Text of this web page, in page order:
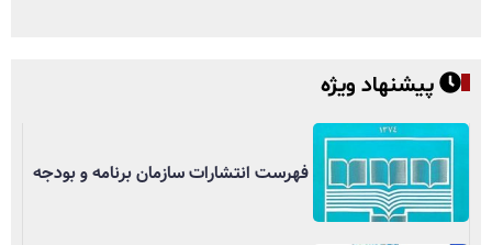
پیشنهاد ویژه
فهرست انتشارات سازمان برنامه و بودجه